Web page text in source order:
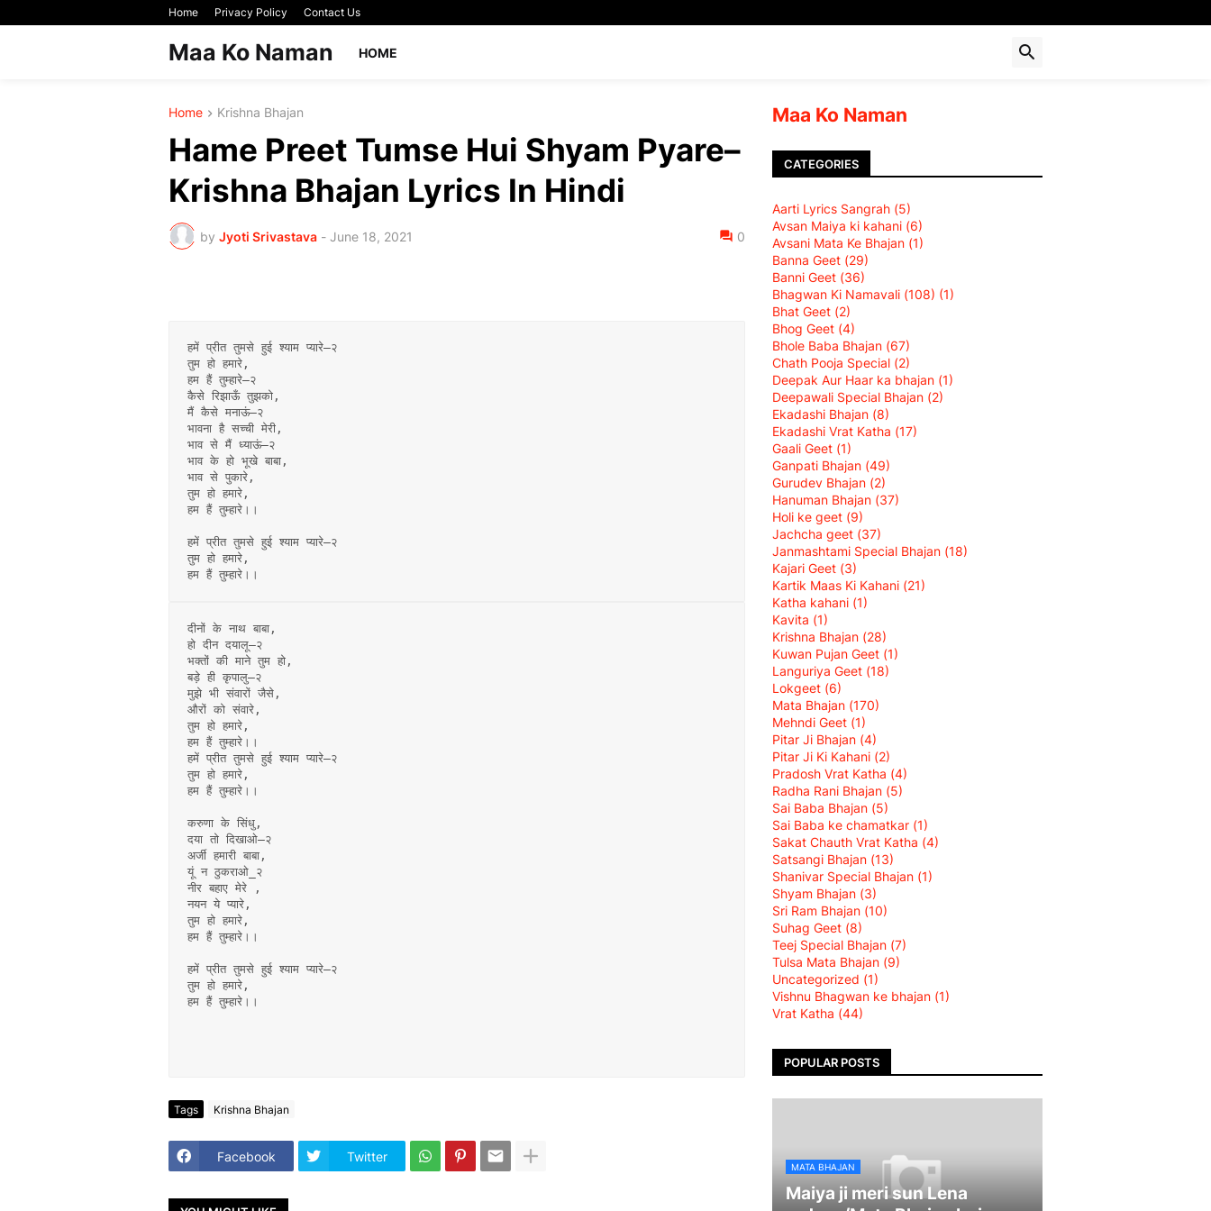
Home Privacy Policy Contact Us
Maa Ko Naman HOME
Home Krishna Bhajan
Hame Preet Tumse Hui Shyam Pyare–
Krishna Bhajan Lyrics In Hindi
by Jyoti Srivastava - June 18, 2021 0
हमें प्रीत तुमसे हुई श्याम प्यारे–२
तुम हो हमारे,
हम हैं तुम्हारे–२
कैसे रिझाऊँ तुझको,
मैं कैसे मनाऊं–२
भावना है सच्ची मेरी,
भाव से मैं ध्याऊं–२
भाव के हो भूखे बाबा,
भाव से पुकारे,
तुम हो हमारे,
हम हैं तुम्हारे।।
हमें प्रीत तुमसे हुई श्याम प्यारे–२
तुम हो हमारे,
हम हैं तुम्हारे।।
दीनों के नाथ बाबा,
हो दीन दयालू–२
भक्तों की माने तुम हो,
बड़े ही कृपालु–२
मुझे भी संवारों जैसे,
औरों को संवारे,
तुम हो हमारे,
हम हैं तुम्हारे।।
हमें प्रीत तुमसे हुई श्याम प्यारे–२
तुम हो हमारे,
हम हैं तुम्हारे।।
करुणा के सिंधु,
दया तो दिखाओ–२
अर्जी हमारी बाबा,
यूं न ठुकराओ_२
नीर बहाए मेरे ,
नयन ये प्यारे,
तुम हो हमारे,
हम हैं तुम्हारे।।
हमें प्रीत तुमसे हुई श्याम प्यारे–२
तुम हो हमारे,
हम हैं तुम्हारे।।
Tags Krishna Bhajan
Facebook Twitter
Maa Ko Naman
CATEGORIES
Aarti Lyrics Sangrah (5)
Avsan Maiya ki kahani (6)
Avsani Mata Ke Bhajan (1)
Banna Geet (29)
Banni Geet (36)
Bhagwan Ki Namavali (108) (1)
Bhat Geet (2)
Bhog Geet (4)
Bhole Baba Bhajan (67)
Chath Pooja Special (2)
Deepak Aur Haar ka bhajan (1)
Deepawali Special Bhajan (2)
Ekadashi Bhajan (8)
Ekadashi Vrat Katha (17)
Gaali Geet (1)
Ganpati Bhajan (49)
Gurudev Bhajan (2)
Hanuman Bhajan (37)
Holi ke geet (9)
Jachcha geet (37)
Janmashtami Special Bhajan (18)
Kajari Geet (3)
Kartik Maas Ki Kahani (21)
Katha kahani (1)
Kavita (1)
Krishna Bhajan (28)
Kuwan Pujan Geet (1)
Languriya Geet (18)
Lokgeet (6)
Mata Bhajan (170)
Mehndi Geet (1)
Pitar Ji Bhajan (4)
Pitar Ji Ki Kahani (2)
Pradosh Vrat Katha (4)
Radha Rani Bhajan (5)
Sai Baba Bhajan (5)
Sai Baba ke chamatkar (1)
Sakat Chauth Vrat Katha (4)
Satsangi Bhajan (13)
Shanivar Special Bhajan (1)
Shyam Bhajan (3)
Sri Ram Bhajan (10)
Suhag Geet (8)
Teej Special Bhajan (7)
Tulsa Mata Bhajan (9)
Uncategorized (1)
Vishnu Bhagwan ke bhajan (1)
Vrat Katha (44)
POPULAR POSTS
MATA BHAJAN
Maiya ji meri sun Lena